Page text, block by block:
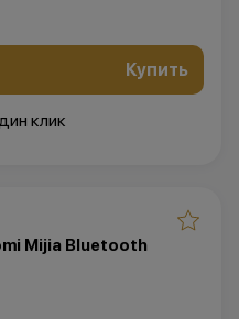
Купить
клик
Mijia Bluetooth